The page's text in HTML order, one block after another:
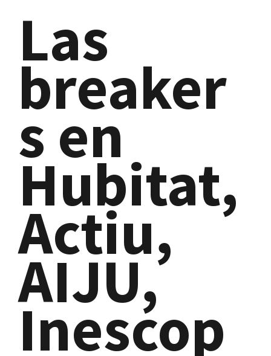
Las
breaker
s en
Hubitat,
Actiu,
AIJU,
Inescop